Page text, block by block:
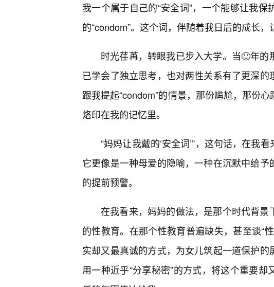
我一个属于自己的“安全词”，一个能够让我
的“condom”。这个词，伴随着我日后的成长
时光荏苒，转眼我已步入大学。当🙂年
已学会了独立思考，也对两性关系有了更深
跟我提起“condom”的情景，那份尴尬，那份
烙印在我的记忆里。
“妈妈让我戴的‘安全词’”，这句话，在我
它更像是一种母爱的隐喻，一种在沉默中给
的提前预警。
在我看来，妈妈的做法，是那个时代背
的性教育。在那个性教育普遍缺失，甚至谈“
实却又最真诚的方式，为女儿筑起一道保护
用一种近乎“分享秘密”的方式，将这个重要